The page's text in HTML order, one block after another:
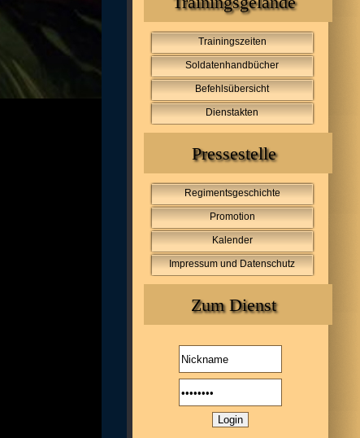
Trainingszeiten
Soldatenhandbücher
Befehlsübersicht
Dienstakten
Pressestelle
Regimentsgeschichte
Promotion
Kalender
Impressum und Datenschutz
Zum Dienst